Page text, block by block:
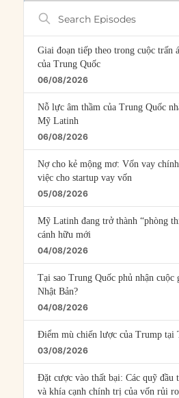
Search
Episodes
Giai đoạn tiếp theo trong cuộc trấn
của Trung Quốc
06/08/2026
Nỗ lực âm thầm của Trung Quốc
Mỹ Latinh
06/08/2026
Nợ cho kẻ mộng mơ: Vốn vay
việc cho startup vay vốn
05/08/2026
Mỹ Latinh đang trở thành “phòng
cánh hữu mới
04/08/2026
Tại sao Trung Quốc phủ nhận
Nhật Bản?
04/08/2026
Điểm mù chiến lược của Trump tại
03/08/2026
Đặt cược vào thất bại: Các quỹ đầu
và khía cạnh chính trị của vốn rủi ro